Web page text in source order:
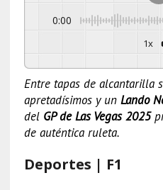
0:00
1x
Entre tapas de alcantarilla
apretadísimos y un Lando
del GP de Las Vegas 2025
de auténtica ruleta.
Deportes | F1